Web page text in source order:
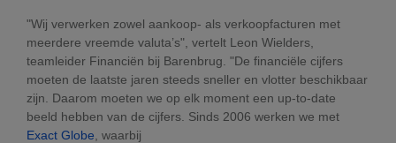
"Wij verwerken zowel aankoop- als verkoopfacturen met
meerdere vreemde valuta’s", vertelt Leon Wielders,
teamleider Financiën bij Barenbrug. "De financiële cijfers
moeten de laatste jaren steeds sneller en vlotter beschikbaar
zijn. Daarom moeten we op elk moment een up-to-date
beeld hebben van de cijfers. Sinds 2006 werken we met
Exact Globe , waarbij